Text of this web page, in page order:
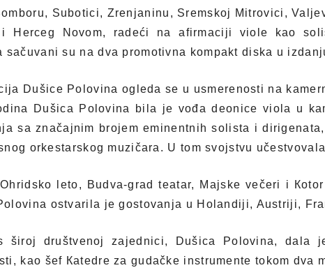
Subotici, Zrenjaninu, Sremskoj Mitrovici,
i Herceg Novom, radeći na afirmaciji viole kao
sačuvani su na dva promotivna kompakt diska u
Dušice Polovina ogleda se u usmerenosti na
Dušica Polovina bila je vođa deonice viola u
sa značajnim brojem eminentnih solista i
orkestarskog muzičara. U tom svojstvu
leto, Budva-grad teatar, Majske večeri i
ostvarila je gostovanja u Holandiji, Austriji,
široj društvenoj zajednici, Dušica Polovina, dala
kao šef Кatedre za gudačke instrumente tokom dva